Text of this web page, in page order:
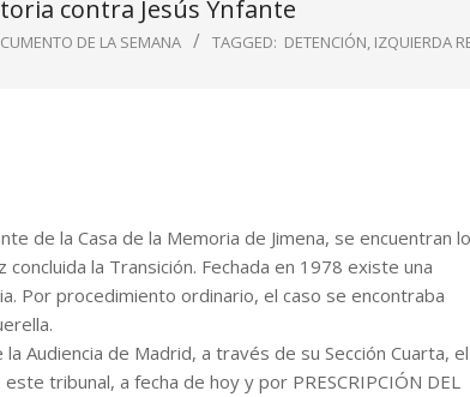
contra Jesús Ynfante
DE LA SEMANA TAGGED: DETENCIÓN, IZQUIERDA
de la Casa de la Memoria de Jimena, se encuentran
la Transición. Fechada en 1978 existe una
Por procedimiento ordinario, el caso se encontraba
Audiencia de Madrid, a través de su Sección Cuarta, el
tribunal, a fecha de hoy y por PRESCRIPCIÓN DEL